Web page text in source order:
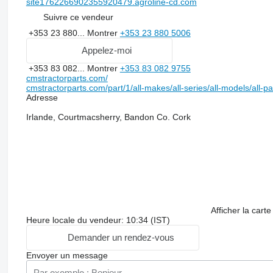
Suivre ce vendeur
+353 23 880... Montrer +353 23 880 5006
Appelez-moi
+353 83 082... Montrer +353 83 082 9755
cmstractorparts.com/
cmstractorparts.com/part/1/all-makes/all-series/all-models/all-
Adresse
Irlande, Courtmacsherry, Bandon Co. Cork
Afficher la carte
Heure locale du vendeur: 10:34 (IST)
Demander un rendez-vous
Envoyer un message